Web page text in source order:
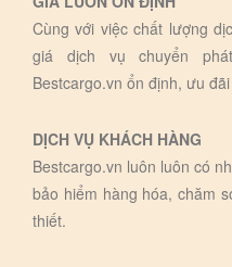
Cùng với việc chất lượng
giá dịch vụ chuyển
Bestcargo.vn ổn định, ưu
DỊCH VỤ KHÁCH HÀNG
Bestcargo.vn luôn luôn có
bảo hiểm hàng hóa, chăm
thiết.